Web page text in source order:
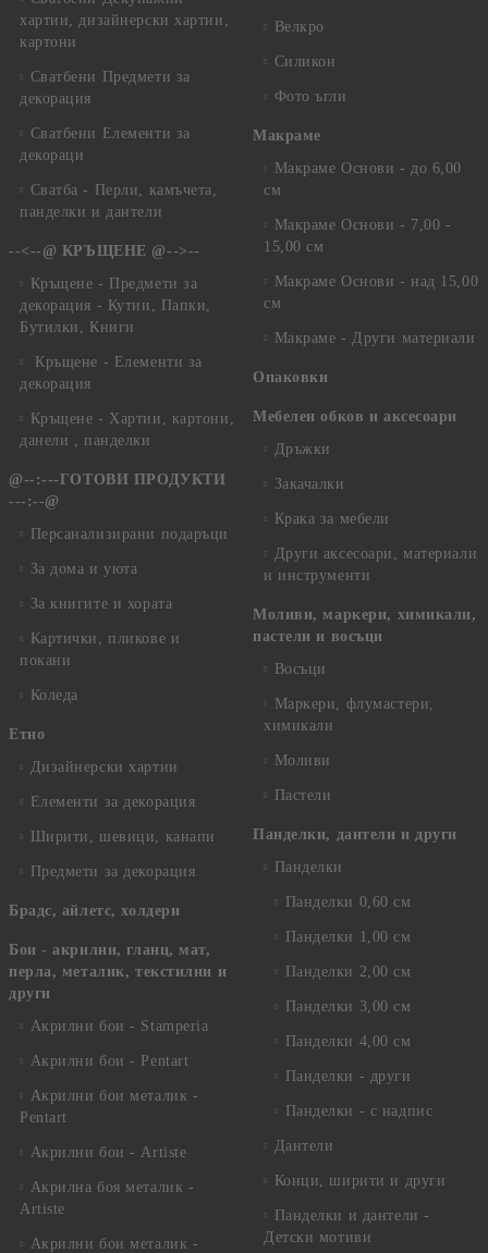
хартии, дизайнерски хартии,
картони
Сватбени Предмети за
декорация
Сватбени Елементи за
декораци
Сватба - Перли, камъчета,
панделки и дантели
--<--@ КРЪЩЕНЕ @-->--
Кръщене - Предмети за
декорация - Кутии, Папки,
Бутилки, Книги
Кръщене - Елементи за
декорация
Кръщене - Хартии, картони,
данели , панделки
@--:---ГОТОВИ ПРОДУКТИ
---:--@
Персанализирани подаръци
За дома и уюта
За книгите и хората
Картички, пликове и
покани
Коледа
Етно
Дизайнерски хартии
Елементи за декорация
Ширити, шевици, канапи
Предмети за декорация
Брадс, айлетс, холдери
Бои - акрилни, гланц, мат,
перла, металик, текстилни и
други
Акрилни бои - Stamperia
Акрилни бои - Pentart
Акрилни бои металик -
Pentart
Акрилни бои - Artiste
Акрилна боя металик -
Artiste
Акрилни бои металик -
Велкро
Силикон
Фото ъгли
Макраме
Макраме Основи - до 6,00
см
Макраме Основи - 7,00 -
15,00 см
Макраме Основи - над 15,00
см
Макраме - Други материали
Опаковки
Мебелен обков и аксесоари
Дръжки
Закачалки
Крака за мебели
Други аксесоари, материали
и инструменти
Моливи, маркери, химикали,
пастели и восъци
Восъци
Маркери, флумастери,
химикали
Моливи
Пастели
Панделки, дантели и други
Панделки
Панделки 0,60 см
Панделки 1,00 см
Панделки 2,00 см
Панделки 3,00 см
Панделки 4,00 см
Панделки - други
Панделки - с надпис
Дантели
Конци, ширити и други
Панделки и дантели -
Детски мотиви